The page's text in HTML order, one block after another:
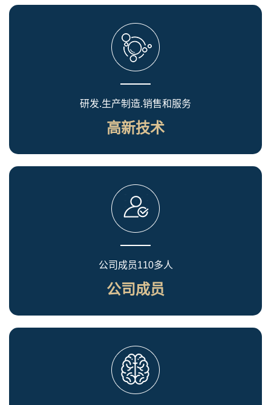
研发.生产制造.销售和服务
高新技术
公司成员110多人
公司成员